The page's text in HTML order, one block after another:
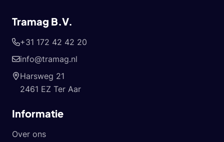
Tramag B.V.
+31 172 42 42 20
info@tramag.nl
Harsweg 21
2461 EZ Ter Aar
Informatie
Over ons